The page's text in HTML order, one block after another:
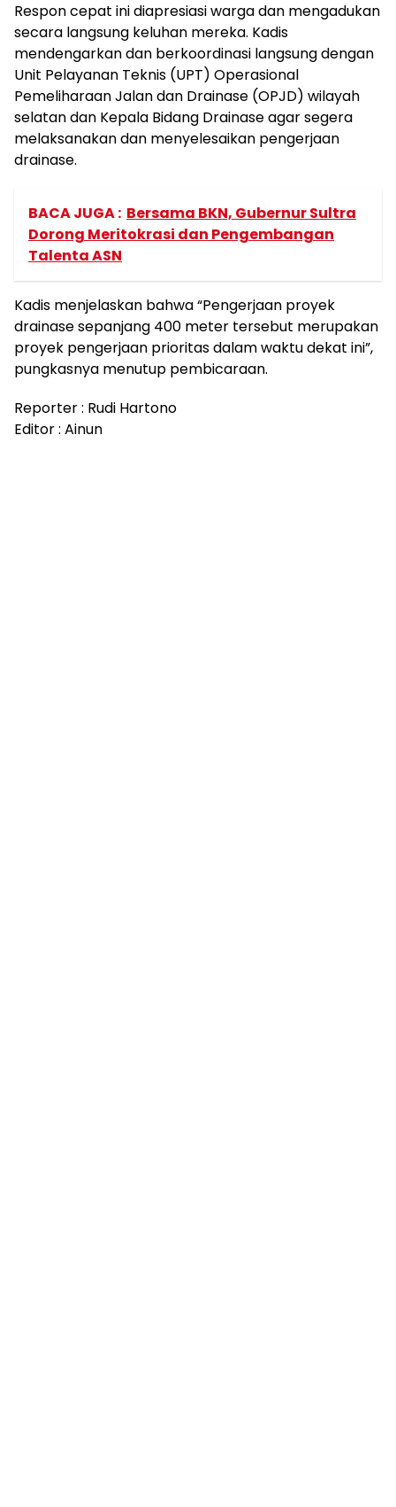
Respon cepat ini diapresiasi warga dan mengadukan
secara langsung keluhan mereka. Kadis
mendengarkan dan berkoordinasi langsung dengan
Unit Pelayanan Teknis (UPT) Operasional
Pemeliharaan Jalan dan Drainase (OPJD) wilayah
selatan dan Kepala Bidang Drainase agar segera
melaksanakan dan menyelesaikan pengerjaan
drainase.
BACA JUGA : Bersama BKN, Gubernur Sultra
Dorong Meritokrasi dan Pengembangan
Talenta ASN
Kadis menjelaskan bahwa “Pengerjaan proyek
drainase sepanjang 400 meter tersebut merupakan
proyek pengerjaan prioritas dalam waktu dekat ini”,
pungkasnya menutup pembicaraan.
Reporter : Rudi Hartono
Editor : Ainun